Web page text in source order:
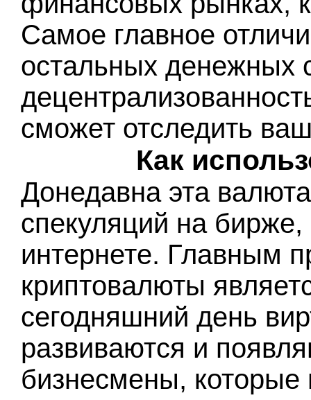
Самое главное
остальных денежных
сможет отследить
Как
Донедавна эта
спекуляций на
интернете. Главным
криптовалюты
сегодняшний день
развиваются и
бизнесмены, которые